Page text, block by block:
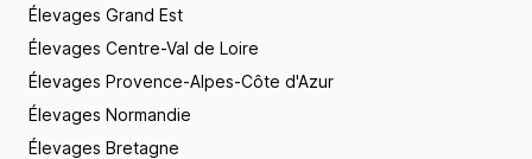
Élevages Grand Est
Élevages Centre-Val de Loire
Élevages Provence-Alpes-Côte d'Azur
Élevages Normandie
Élevages Bretagne